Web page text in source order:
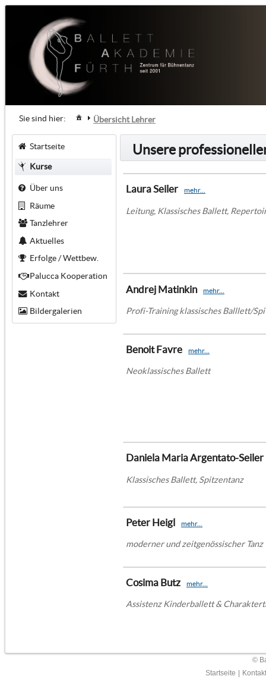
Sie sind hier: Übersicht Lehrer
Startseite
Kurse
Über uns
Räume
Tanzlehrer
Aktuelles
Erfolge / Wettbew.
Palucca Kooperation
Kontakt
Bildergalerien
Unsere
Laura Seiler mehr...
Leitung, Klassisches Ballett,
Andrej Matinkin mehr...
Profi-Training klassisches Balllett/
Benoit Favre mehr...
Neoklassisches Ballett
Daniela Maria Argentato-Seiler
Klassisches Ballett, Spitzentanz
Peter Heigl mehr...
moderner und zeitgenössischer Tanz
Cosima Butz mehr...
Assistenz Kinderballett &
©
Startseite
Kontakt